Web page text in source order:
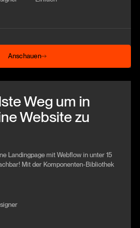
Anschauen
Weg um in
Website zu
Landingpage mit Webflow in unter 15
Mit der Komponenten-Bibliothek